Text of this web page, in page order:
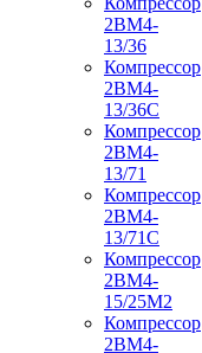
2ВМ4-
13/36
Компрессор
2ВМ4-
13/36С
Компрессор
2ВМ4-
13/71
Компрессор
2ВМ4-
13/71С
Компрессор
2ВМ4-
15/25М2
Компрессор
2ВМ4-